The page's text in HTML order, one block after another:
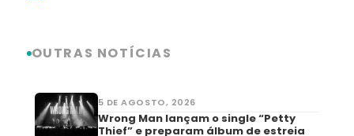
OUTRAS NOTÍCIAS
5 DE AGOSTO, 2026
Wrong Man lançam o single “Petty
Thief” e preparam álbum de estreia